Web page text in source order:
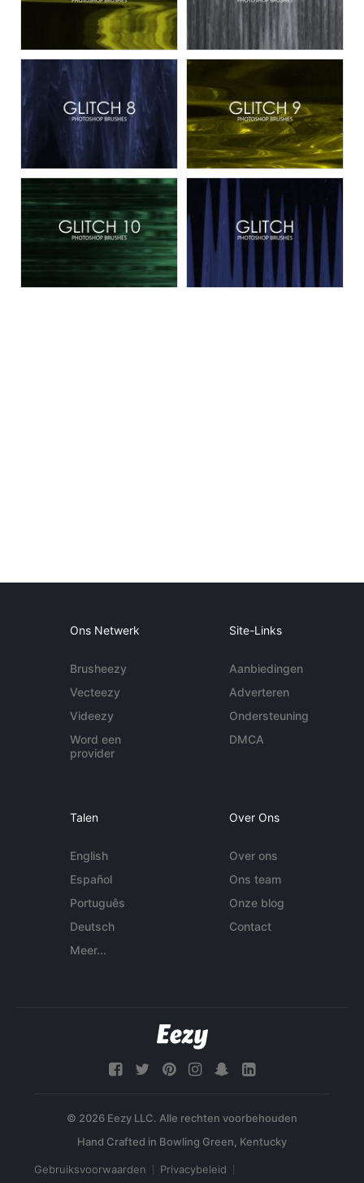
Ons Netwerk
Brusheezy
Vecteezy
Videezy
Word een
provider
Site-Links
Aanbiedingen
Adverteren
Ondersteuning
DMCA
Talen
English
Español
Português
Deutsch
Meer...
Over Ons
Over ons
Ons team
Onze blog
Contact
© 2026 Eezy LLC. Alle rechten voorbehouden
Gebruiksvoorwaarden Privacybeleid